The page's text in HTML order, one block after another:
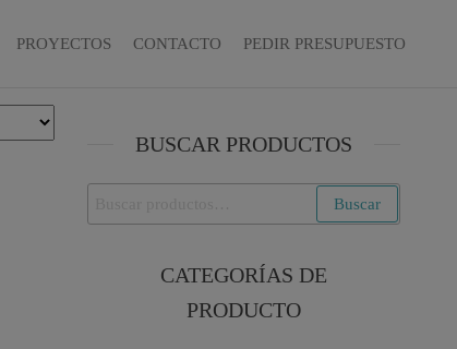
PROYECTOS CONTACTO PEDIR PRESUPUESTO
BUSCAR PRODUCTOS
por:
Buscar
CATEGORÍAS DE
PRODUCTO